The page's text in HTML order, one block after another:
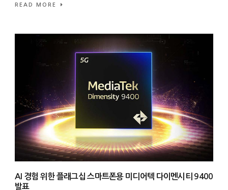
READ MORE
AI 경험 위한 플래그십 스마트폰용 미디어텍 다이멘시티 9400
발표